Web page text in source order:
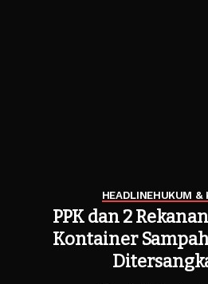
HEADLINEHUKUM &
PPK dan 2
Kontainer